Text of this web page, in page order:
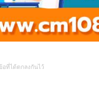
อที่ได้ตกลงกันไว้